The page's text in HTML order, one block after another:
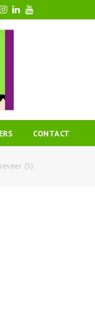
Instagram
LinkedIn
Youtube
CONTACT
(5)